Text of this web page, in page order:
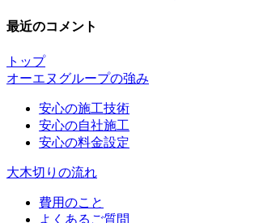
最近のコメント
トップ
オーエヌグループの強み
安心の施工技術
安心の自社施工
安心の料金設定
大木切りの流れ
費用のこと
よくあるご質問